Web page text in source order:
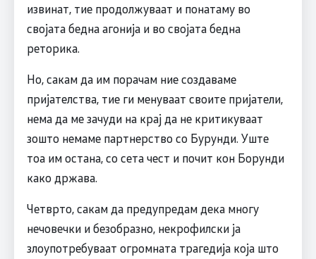
извинат, тие продолжуваат и понатаму во
својата бедна агонија и во својата бедна
реторика.
Но, сакам да им порачам ние создаваме
пријателства, тие ги менуваат своите пријатели,
нема да ме зачуди на крај да не критикуваат
зошто немаме партнерство со Бурунди. Уште
тоа им остана, со сета чест и почит кон Борунди
како држава.
Четврто, сакам да предупредам дека многу
нечовечки и безобразно, некрофилски ја
злоупотребуваат огромната трагедија која што